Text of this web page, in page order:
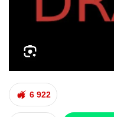
6 922